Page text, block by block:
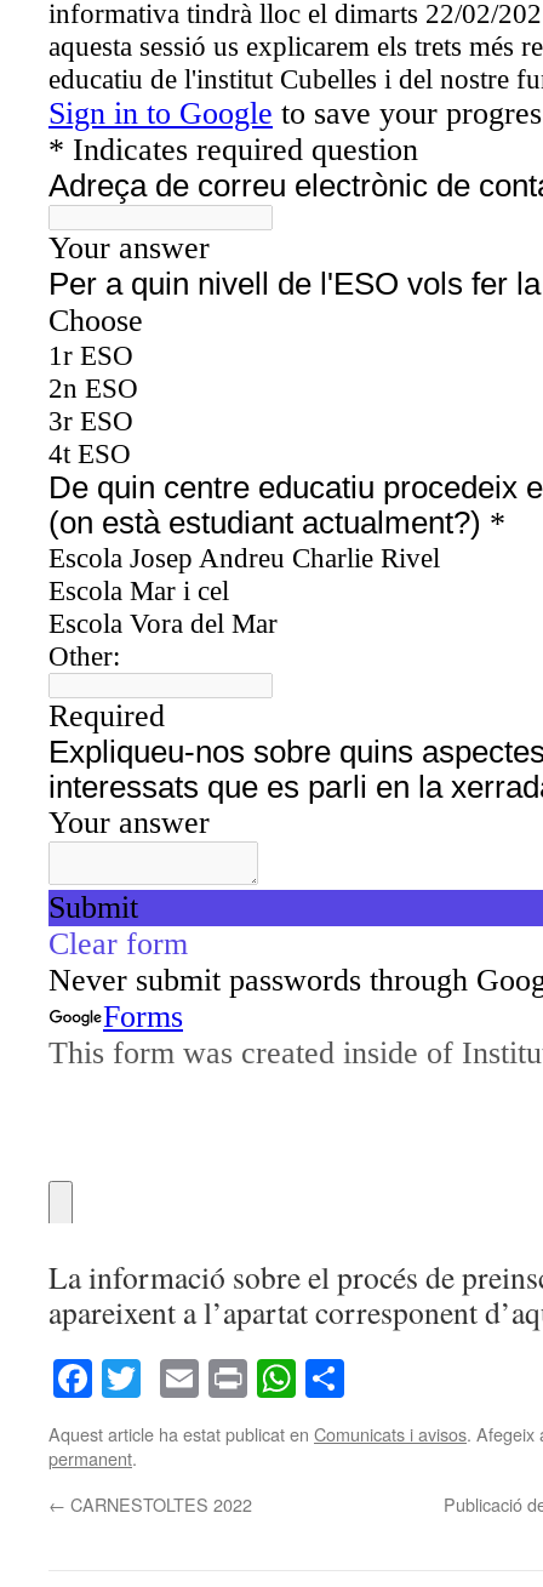
La informació sobre el procés de
apareixent a l’apartat corresponent
Facebook
TwitterEmailPrintWhatsApp
Aquest article ha estat publicat en Comunicats i avisos. Afegeix
permanent.
← CARNESTOLTES 2022 Publicació